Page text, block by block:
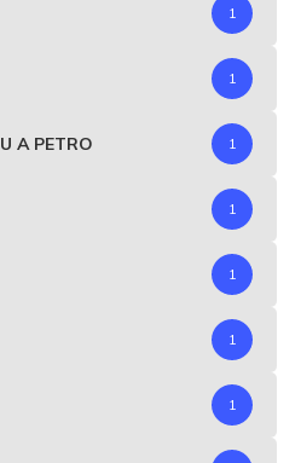
1
1
A PETRO 1
1
1
1
1